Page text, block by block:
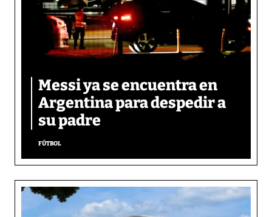
Messi ya se encuentra en
Argentina para despedir a
su padre
FÚTBOL